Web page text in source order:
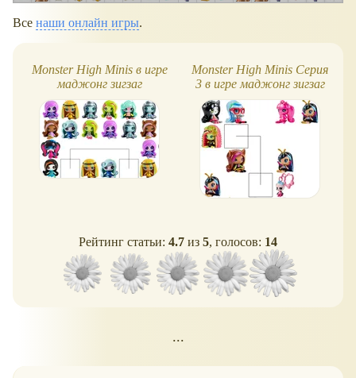
Все наши онлайн игры.
Monster High Minis в игре
маджонг зигзаг
Monster High Minis Серия
3 в игре маджонг зигзаг
Рейтинг статьи: 4.7 из 5, голосов: 14
...